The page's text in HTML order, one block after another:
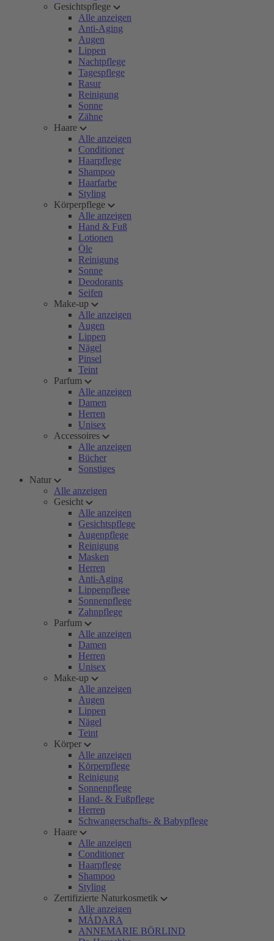
Gesichtspflege
Alle anzeigen
Anti-Aging
Augen
Lippen
Nachtpflege
Tagespflege
Rasur
Reinigung
Sonne
Zähne
Haare
Alle anzeigen
Conditioner
Haarpflege
Shampoo
Haarfarbe
Styling
Körperpflege
Alle anzeigen
Hand & Fuß
Lotionen
Öle
Reinigung
Sonne
Deodorants
Seifen
Make-up
Alle anzeigen
Augen
Lippen
Nägel
Pinsel
Teint
Parfum
Alle anzeigen
Damen
Herren
Unisex
Accessoires
Alle anzeigen
Bücher
Sonstiges
Natur
Alle anzeigen
Gesicht
Alle anzeigen
Gesichtspflege
Augenpflege
Reinigung
Masken
Herren
Anti-Aging
Lippenpflege
Sonnenpflege
Zahnpflege
Parfum
Alle anzeigen
Damen
Herren
Unisex
Make-up
Alle anzeigen
Augen
Lippen
Nägel
Teint
Körper
Alle anzeigen
Körperpflege
Reinigung
Sonnenpflege
Hand- & Fußpflege
Herren
Schwangerschafts- & Babypflege
Haare
Alle anzeigen
Conditioner
Haarpflege
Shampoo
Styling
Zertifizierte Naturkosmetik
Alle anzeigen
MÁDARA
ANNEMARIE BÖRLIND